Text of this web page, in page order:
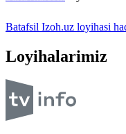
Batafsil Izoh.uz loyihasi
Loyihalarimiz